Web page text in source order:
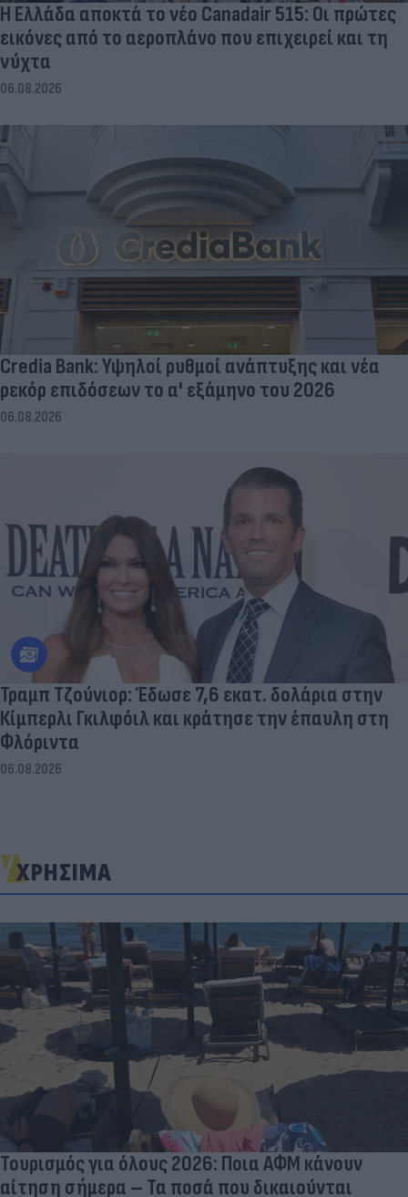
Η Ελλάδα αποκτά το νέο Canadair 515: Οι πρώτες
εικόνες από το αεροπλάνο που επιχειρεί και τη
νύχτα
06.08.2026
Credia Bank: Υψηλοί ρυθμοί ανάπτυξης και νέα
ρεκόρ επιδόσεων το α' εξάμηνο του 2026
06.08.2026
Τραμπ Τζούνιορ: Έδωσε 7,6 εκατ. δολάρια στην
Κίμπερλι Γκιλφόιλ και κράτησε την έπαυλη στη
Φλόριντα
06.08.2026
ΧΡΗΣΙΜΑ
Τουρισμός για όλους 2026: Ποια ΑΦΜ κάνουν
αίτηση σήμερα – Τα ποσά που δικαιούνται